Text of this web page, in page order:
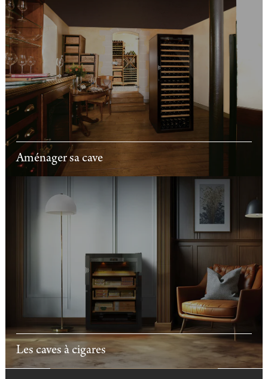
Aménager sa cave
Les caves à cigares